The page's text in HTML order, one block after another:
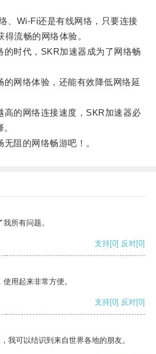
Wi-Fi还是有线网络，只要连接
得流畅的网络体验。
时代，SKR加速器成为了网络畅
网络体验，还能有效降低网络延
的网络连接速度，SKR加速器必
阻的网络畅游吧！。
所有问题。
支持[0] 反对[0]
用起来非常方便。
支持[0] 反对[0]
我可以结识到来自世界各地的朋友。